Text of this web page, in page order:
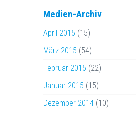
Medien-Archiv
April 2015 (15)
März 2015 (54)
Februar 2015 (22)
Januar 2015 (15)
Dezember 2014 (10)